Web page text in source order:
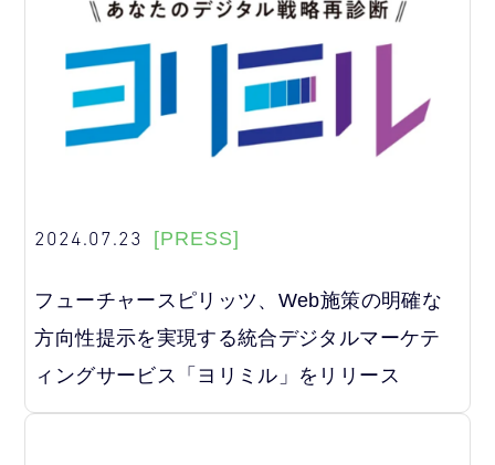
2024.07.23 [PRESS]
フューチャースピリッツ、Web施策の明確な
方向性提示を実現する統合デジタルマーケテ
ィングサービス「ヨリミル」をリリース